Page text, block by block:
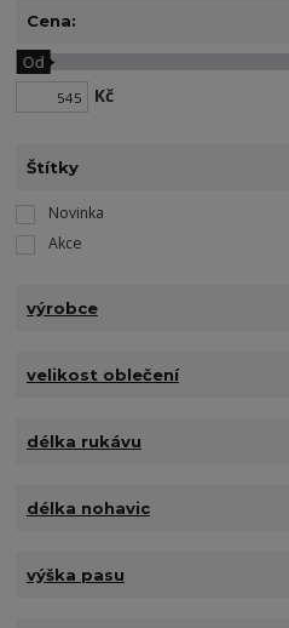
Cena:
Kč
Od
Štítky
Novinka
Akce
výrobce
velikost oblečení
délka rukávu
délka nohavic
výška pasu